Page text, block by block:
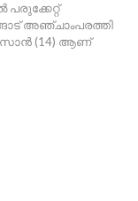
പരുക്കേറ്റ്
അഞ്ചാംപരത്തി
(14) ആണ്